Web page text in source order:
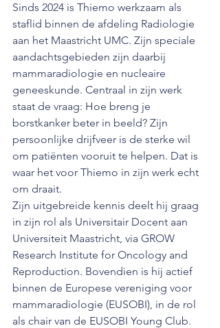
Sinds 2024 is Thiemo werkzaam als
staflid binnen de afdeling Radiologie
aan het Maastricht UMC. Zijn speciale
aandachtsgebieden zijn daarbij
mammaradiologie en nucleaire
geneeskunde. Centraal in zijn werk
staat de vraag: Hoe breng je
borstkanker beter in beeld? Zijn
persoonlijke drijfveer is de sterke wil
om patiënten vooruit te helpen. Dat is
waar het voor Thiemo in zijn werk echt
om draait.
Zijn uitgebreide kennis deelt hij graag
in zijn rol als Universitair Docent aan
Universiteit Maastricht, via GROW
Research Institute for Oncology and
Reproduction. Bovendien is hij actief
binnen de Europese vereniging voor
mammaradiologie (EUSOBI), in de rol
als chair van de EUSOBI Young Club.